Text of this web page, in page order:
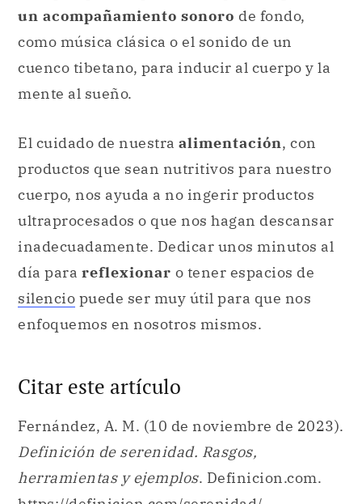
un acompañamiento sonoro de fondo,
como música clásica o el sonido de un
cuenco tibetano, para inducir al cuerpo y la
mente al sueño.
El cuidado de nuestra alimentación, con
productos que sean nutritivos para nuestro
cuerpo, nos ayuda a no ingerir productos
ultraprocesados o que nos hagan descansar
inadecuadamente. Dedicar unos minutos al
día para reflexionar o tener espacios de
silencio puede ser muy útil para que nos
enfoquemos en nosotros mismos.
Citar este artículo
Fernández, A. M. (10 de noviembre de 2023).
Definición de serenidad. Rasgos,
herramientas y ejemplos. Definicion.com.